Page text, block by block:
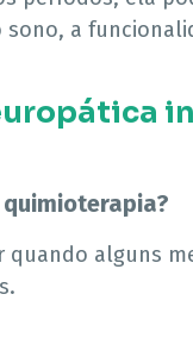
a
quando alguns